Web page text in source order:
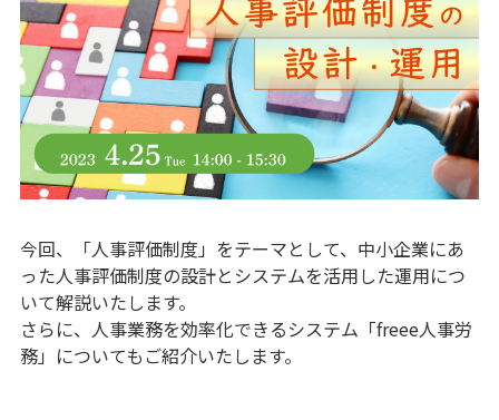
今回、「人事評価制度」をテーマとして、中小企業にあ
った人事評価制度の設計とシステムを活用した運用につ
いて解説いたします。
さらに、人事業務を効率化できるシステム「freee人事労
務」についてもご紹介いたします。